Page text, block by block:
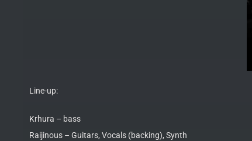
Line-up:
Krhura – bass
Raijinous – Guitars, Vocals (backing), Synth